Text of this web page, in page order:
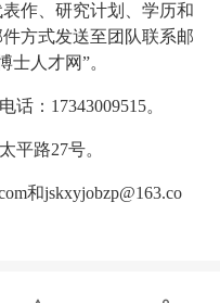
作、研究计划、学历和
方式发送至团队联系邮
士人才网”。
：17343009515。
平路27号。
和jskxyjobzp@163.co